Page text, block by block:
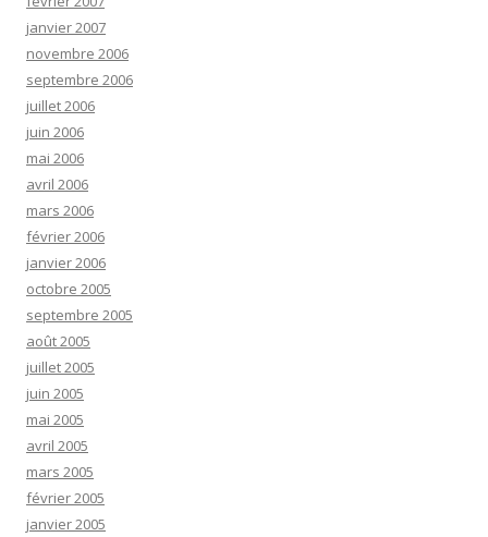
janvier 2007
novembre 2006
septembre 2006
juillet 2006
juin 2006
mai 2006
avril 2006
mars 2006
février 2006
janvier 2006
octobre 2005
septembre 2005
août 2005
juillet 2005
juin 2005
mai 2005
avril 2005
mars 2005
février 2005
janvier 2005